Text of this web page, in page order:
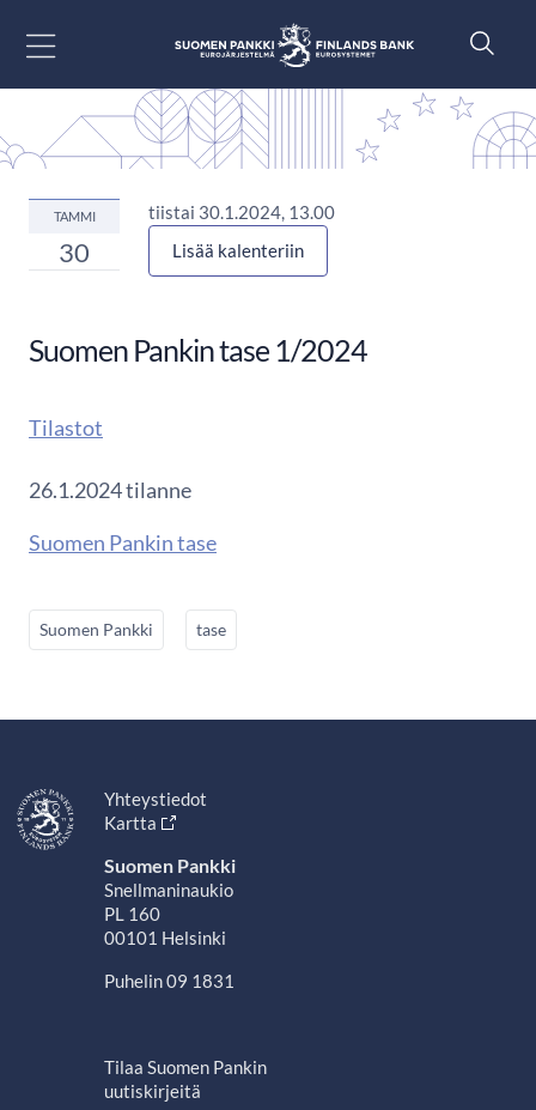
TAMMI
30
tiistai 30.1.2024, 13.00
Lisää kalenteriin
Suomen Pankin tase 1/2024
Tilastot
26.1.2024 tilanne
Suomen Pankin tase
Suomen Pankki tase
Yhteystiedot
Kartta
Suomen Pankki
Snellmaninaukio
PL 160
00101 Helsinki
Puhelin 09 1831
Tilaa Suomen Pankin
uutiskirjeitä